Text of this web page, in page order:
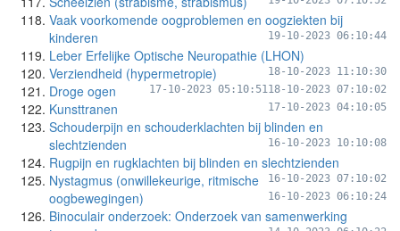
Vaak voorkomende oogproblemen en oogziekten bij
kinderen
19-10-2023 06:10:44
Leber Erfelijke Optische Neuropathie (LHON)
18-10-2023 11:10:30
Verziendheid (hypermetropie)
18-10-2023 07:10:02
Droge ogen 17-10-2023 05:10:51
Kunsttranen 17-10-2023 04:10:05
Schouderpijn en schouderklachten bij blinden en
slechtzienden
16-10-2023 10:10:08
Rugpijn en rugklachten bij blinden en slechtzienden
16-10-2023 07:10:02
Nystagmus (onwillekeurige, ritmische
oogbewegingen)
16-10-2023 06:10:24
Binoculair onderzoek: Onderzoek van samenwerking